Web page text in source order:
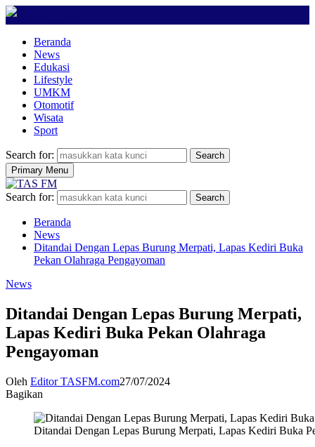
Beranda
News
Edukasi
Lifestyle
UMKM
Otomotif
Wisata
Sport
Search for:
Search
Primary Menu
Search for: Search
Beranda
News
Ditandai Dengan Lepas Burung Merpati, Lapas Kediri Buka
Pekan Olahraga Pengayoman
News
Ditandai Dengan Lepas Burung Merpati,
Lapas Kediri Buka Pekan Olahraga
Pengayoman
Oleh Editor TASFM.com27/07/2024
Bagikan
Ditandai Dengan Lepas Burung Merpati, Lapas Kediri Buka